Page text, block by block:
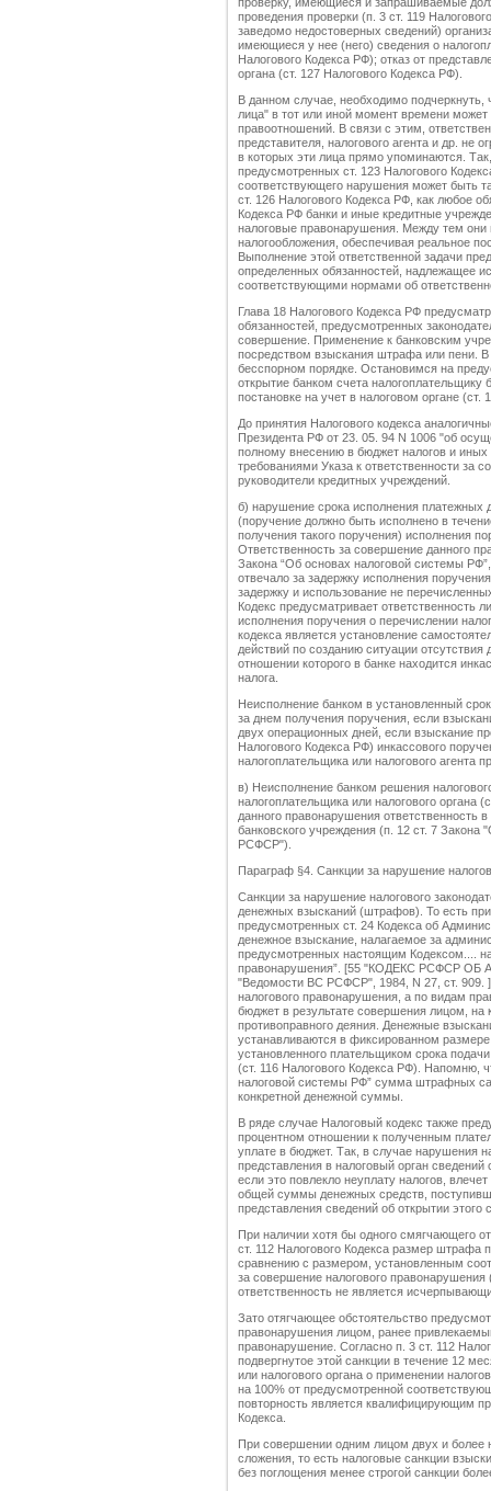
проведения проверки (п. 3 ст. 119
заведомо недостоверных сведений)
имеющиеся у нее (него) сведения о
Налогового Кодекса РФ); отказ от
органа (ст. 127 Налогового Кодекса РФ).
В данном случае, необходимо подчеркнуть,
лица" в тот или иной момент времени
правоотношений. В связи с этим,
представителя, налогового агента и др. не
в которых эти лица прямо упоминаются.
предусмотренных ст. 123 Налогового
соответствующего нарушения может быть
ст. 126 Налогового Кодекса РФ, как любое
Кодекса РФ банки и иные кредитные
налоговые правонарушения. Между тем
налогообложения, обеспечивая реальное
Выполнение этой ответственной задачи
определенных обязанностей, надлежащее
соответствующими нормами об
Глава 18 Налогового Кодекса РФ
обязанностей, предусмотренных
совершение. Применение к банковским
посредством взыскания штрафа или пени.
бесспорном порядке. Остановимся на
открытие банком счета
постановке на учет в налоговом органе (ст.
До принятия Налогового кодекса
Президента РФ от 23. 05. 94 N 1006 "об
полному внесению в бюджет налогов и
требованиями Указа к ответственности за
руководители кредитных учреждений.
б) нарушение срока исполнения платежных
(поручение должно быть исполнено в
получения такого поручения) исполнения
Ответственность за совершение данного
Закона “Об основах налоговой системы
отвечало за задержку исполнения
задержку и использование не
Кодекс предусматривает
исполнения поручения о перечислении
кодекса является установление
действий по созданию ситуации
отношении которого в банке находится
налога.
Неисполнение банком в установленный
за днем получения поручения, если
двух операционных дней, если взыскание
Налогового Кодекса РФ) инкассового
налогоплательщика или налогового агента
в) Неисполнение банком решения
налогоплательщика или налогового органа
данного правонарушения ответственность
банковского учреждения (п. 12 ст. 7
РСФСР").
Параграф §4. Санкции за нарушение
Санкции за нарушение налогового
денежных взысканий (штрафов). То есть
предусмотренных ст. 24 Кодекса об
денежное взыскание, налагаемое за
предусмотренных настоящим Кодексом....
правонарушения”. [55 "КОДЕКС РСФСР
"Ведомости ВС РСФСР", 1984, N 27, ст. 909.
налогового правонарушения, а по видам
бюджет в результате совершения лицом, на
противоправного деяния. Денежные
устанавливаются в фиксированном
установленного плательщиком срока
(ст. 116 Налогового Кодекса РФ). Напомню,
налоговой системы РФ” сумма штрафных
конкретной денежной суммы.
В ряде случае Налоговый кодекс также
процентном отношении к полученным
уплате в бюджет. Так, в случае нарушения
представления в налоговый орган
если это повлекло неуплату налогов,
общей суммы денежных средств,
представления сведений об открытии этого
При наличии хотя бы одного смягчающего
ст. 112 Налогового Кодекса размер
сравнению с размером, установленным
за совершение налогового
ответственность не является
Зато отягчающее обстоятельство
правонарушения лицом, ранее
правонарушение. Согласно п. 3 ст. 112
подвергнутое этой санкции в течение 12
или налогового органа о применении
на 100% от предусмотренной
повторность является квалифицирующим
Кодекса.
При совершении одним лицом двух и более
сложения, то есть налоговые санкции
без поглощения менее строгой санкции